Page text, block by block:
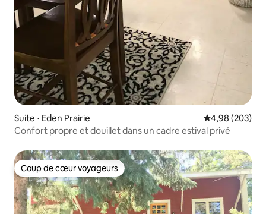
Suite ⋅ Eden Prairie Évaluation
4,98 (203)
Confort propre et douillet dans un cadre estival privé
Coup de cœur voyageurs
Coup de cœur voyageurs